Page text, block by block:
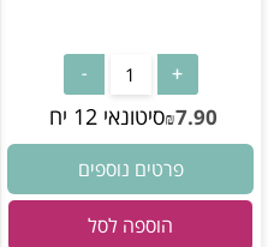
₪7.90 סיטונאי 12 יח
פרטים נוספים
הוספה לסל